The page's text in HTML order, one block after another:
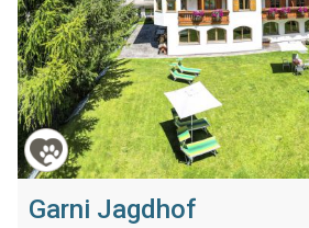
Garni Jagdhof